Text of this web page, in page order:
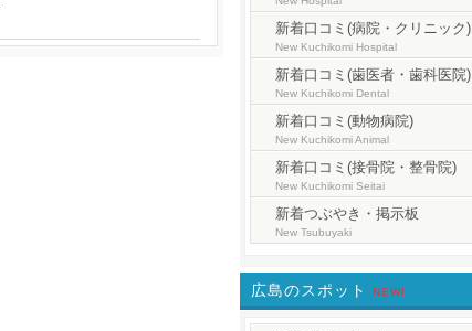
新着口コミ(病院・クリニック)
New Kuchikomi Hospital
新着口コミ(歯医者・歯科医院)
New Kuchikomi Dental
新着口コミ(動物病院)
New Kuchikomi Animal
新着口コミ(接骨院・整骨院)
New Kuchikomi Seitai
新着つぶやき・掲示板
New Tsubuyaki
広島のスポット NEW!